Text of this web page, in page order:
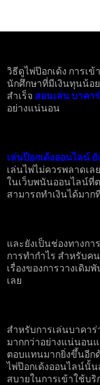
วิธีดูไพ่ป๊อกเด้ง การเ
นักศึกษาที่มีเงินทุนน้อ
สำเร็จ สอนเล่น บาคา
อย่างแน่นอน
เล่นป๊อกเด้งออนไลน์ ยั
เล่นไพ่ไม่ควรพลาดเ
ในเว็บพนันออนไลน์ที่
สามารถทำเงินได้มาก
และยังเป็นช่องทางกา
การทำกำไร สำหรับค
เรื่องของการวางเดิม
เลย
สำหรับการเล่นบาคา
มากกว่าอย่างแน่นอน
ตอบแทนมากยิ่งขึ้นอีก
ไพ่ป๊อกเด้งออนไลน์นั้
สบายในการเข้าใช้บริ